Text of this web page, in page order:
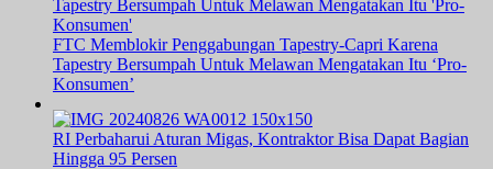
FTC Memblokir Penggabungan Tapestry-Capri Karena
Tapestry Bersumpah Untuk Melawan Mengatakan Itu ‘Pro-
Konsumen’
RI Perbaharui Aturan Migas, Kontraktor Bisa Dapat Bagian
Hingga 95 Persen